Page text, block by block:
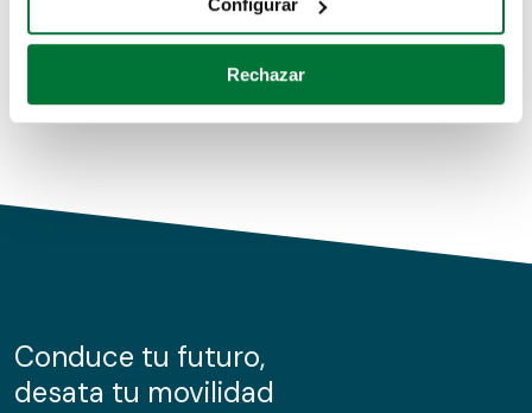
Identificar su dispositivo analizándolo activamente
para buscar características específicas (huellas
Obtenga más información sobre cómo se procesan sus
de cookies.
información sobre el uso que haga del sitio web con
nuestros partners de redes sociales, publicidad y análisis
Configurar
Rechazar
Conduce tu futuro,
desata tu movilidad